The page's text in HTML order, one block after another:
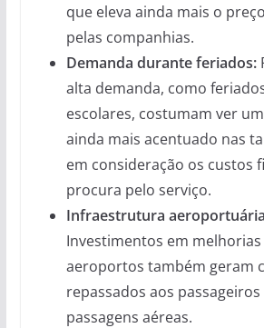
que eleva ainda mais o
pelas companhias.
Demanda durante feriados:
alta demanda, como
escolares, costumam ver
ainda mais acentuado nas
em consideração os custos
procura pelo serviço.
Infraestrutura
Investimentos em melhorias
aeroportos também geram
repassados aos
passagens aéreas.